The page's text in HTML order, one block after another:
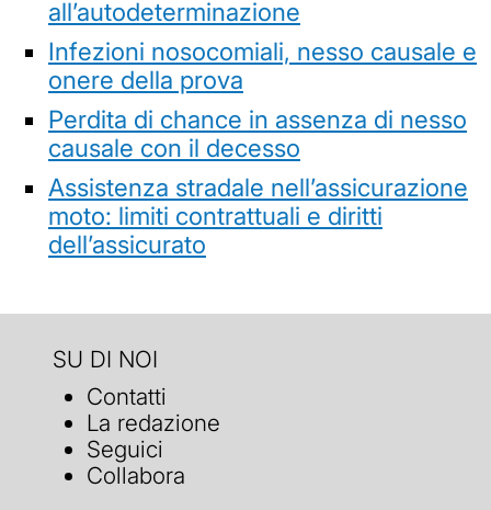
all’autodeterminazione
Infezioni nosocomiali, nesso causale e
onere della prova
Perdita di chance in assenza di nesso
causale con il decesso
Assistenza stradale nell’assicurazione
moto: limiti contrattuali e diritti
dell’assicurato
SU DI NOI
Contatti
La redazione
Seguici
Collabora